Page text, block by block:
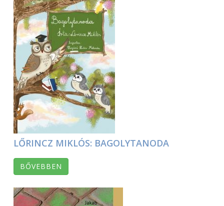
LŐRINCZ MIKLÓS: BAGOLYTANODA
BŐVEBBEN